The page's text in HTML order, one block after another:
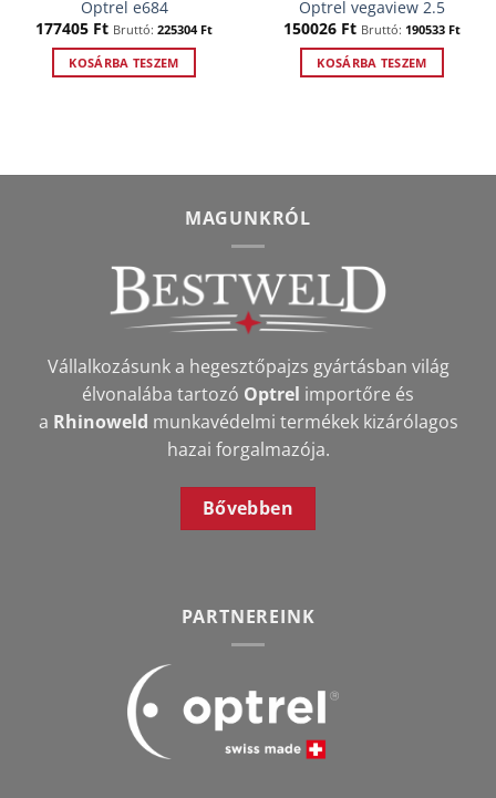
Optrel e684
177405 Ft Bruttó: 225304 Ft
KOSÁRBA TESZEM
Optrel vegaview 2.5
150026 Ft Bruttó: 190533 Ft
KOSÁRBA TESZEM
MAGUNKRÓL
Vállalkozásunk a hegesztőpajzs gyártásban világ
élvonalába tartozó Optrel importőre és
a Rhinoweld munkavédelmi termékek kizárólagos
hazai forgalmazója.
Bővebben
PARTNEREINK